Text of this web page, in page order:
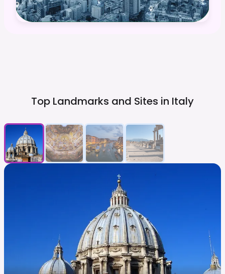
Top Landmarks and Sites in Italy